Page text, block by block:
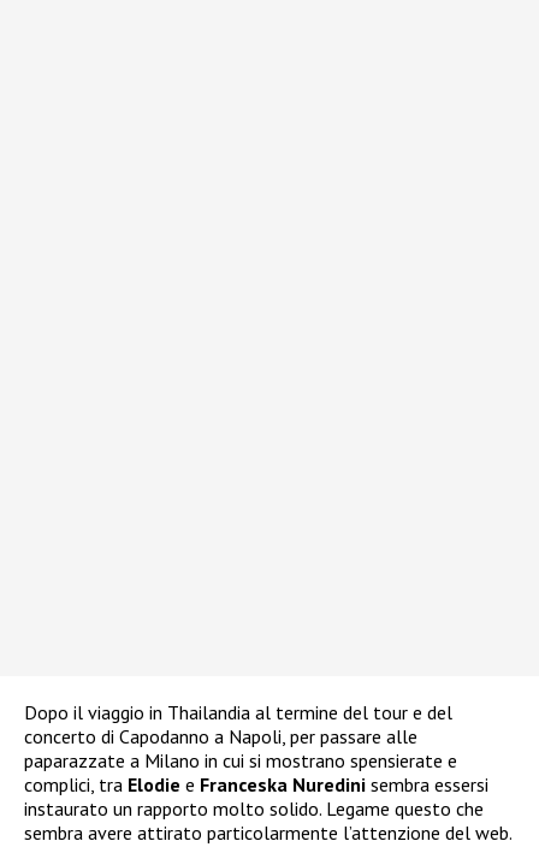
Dopo il viaggio in Thailandia al termine del tour e del
concerto di Capodanno a Napoli, per passare alle
paparazzate a Milano in cui si mostrano spensierate e
complici, tra Elodie e Franceska Nuredini sembra essersi
instaurato un rapporto molto solido. Legame questo che
sembra avere attirato particolarmente l’attenzione del web.